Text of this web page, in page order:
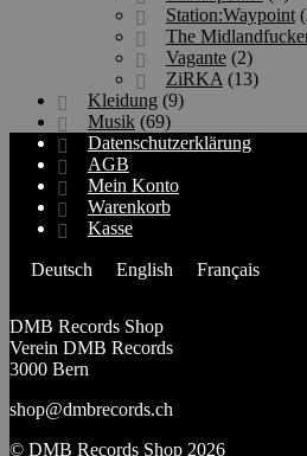
Station:Waypoint
The
Vagante (2)
ZiRKA (13)
Kleidung (9)
Musik (69)
Datenschutzerklärung
AGB
Mein Konto
Warenkorb
Kasse
Deutsch English Français
DMB Records Shop
Verein DMB Records
3000 Bern
shop@dmbrecords.ch
© DMB Records Shop 2026